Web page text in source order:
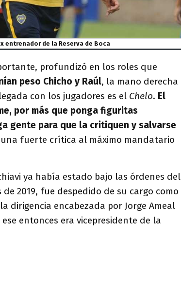
entrenador de la Reserva de Boca
profundizó en los roles que
peso Chicho y Raúl, la mano derecha
con los jugadores es el Chelo. El
por más que ponga figuritas
gente para que la critiquen y salvarse
fuerte crítica al máximo mandatario
ya había estado bajo las órdenes del
2019, fue despedido de su cargo como
dirigencia encabezada por Jorge Ameal
entonces era vicepresidente de la